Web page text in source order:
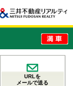
URLを
メールで送る